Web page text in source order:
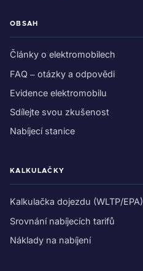
OBSAH
Články o elektromobilech
FAQ – otázky a odpovědi
Evidence elektromobilu
Sdílejte svou zkušenost
Nabíjecí stanice
KALKULAČKY
Kalkulačka dojezdu (WLTP/EPA)
Srovnání nabíjecích tarifů
Náklady na nabíjení